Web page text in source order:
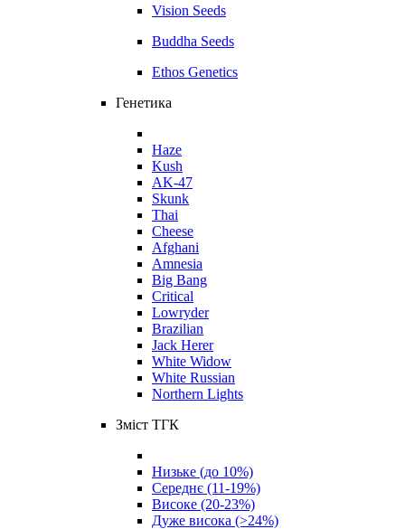
Vision Seeds
Buddha Seeds
Ethos Genetics
Генетика
Haze
Kush
AK-47
Skunk
Thai
Cheese
Afghani
Amnesia
Big Bang
Critical
Lowryder
Brazilian
Jack Herer
White Widow
White Russian
Northern Lights
Зміст ТГК
Низьке (до 10%)
Середнє (11-19%)
Високе (20-23%)
Дуже висока (>24%)